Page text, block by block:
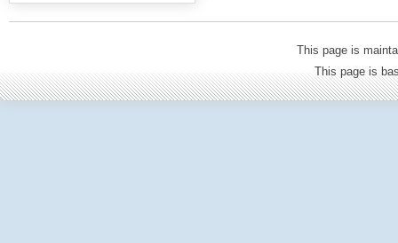
This page is
This page is